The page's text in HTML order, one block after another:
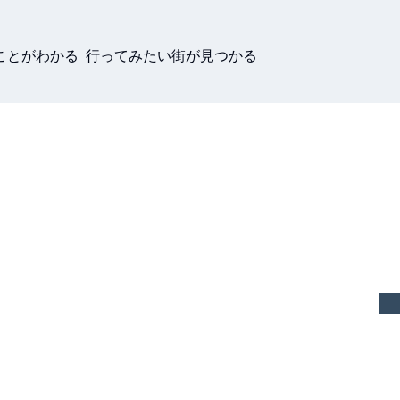
とがわかる 行ってみたい街が見つかる